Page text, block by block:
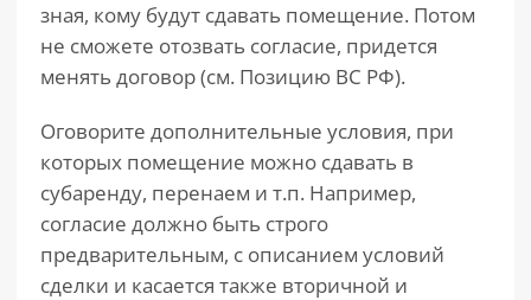
зная, кому будут сдавать помещение. Потом
не сможете отозвать согласие, придется
менять договор (см. Позицию ВС РФ).
Оговорите дополнительные условия, при
которых помещение можно сдавать в
субаренду, перенаем и т.п. Например,
согласие должно быть строго
предварительным, с описанием условий
сделки и касается также вторичной и